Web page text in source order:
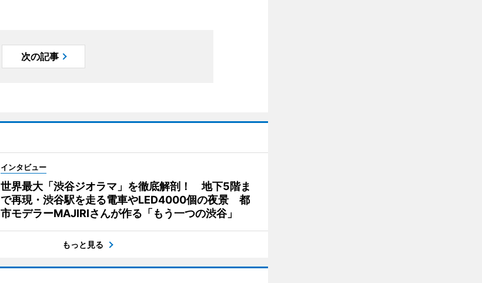
次の記事
インタビュー
世界最大「渋谷ジオラマ」を徹底解剖！ 地下5階ま
で再現・渋谷駅を走る電車やLED4000個の夜景 都
市モデラーMAJIRIさんが作る「もう一つの渋谷」
もっと見る